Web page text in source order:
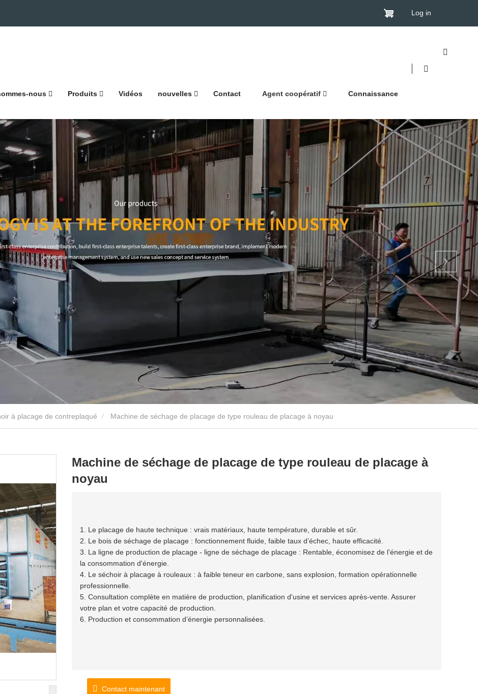
Log in
nous Produits Vidéos nouvelles Contact Agent coopératif Connaissance
à placage de contreplaqué Machine de séchage de placage de type rouleau de placage à noyau
Machine de séchage de placage de type rouleau de placage à
noyau
1. Le placage de haute technique : vrais matériaux, haute température, durable et sûr.
2. Le bois de séchage de placage : fonctionnement fluide, faible taux d’échec, haute efficacité.
3. La ligne de production de placage - ligne de séchage de placage : Rentable, économisez de l'énergie et de
la consommation d'énergie.
4. Le séchoir à placage à rouleaux : à faible teneur en carbone, sans explosion, formation opérationnelle
professionnelle.
5. Consultation complète en matière de production, planification d'usine et services après-vente. Assurer
votre plan et votre capacité de production.
6. Production et consommation d’énergie personnalisées.
Contact maintenant